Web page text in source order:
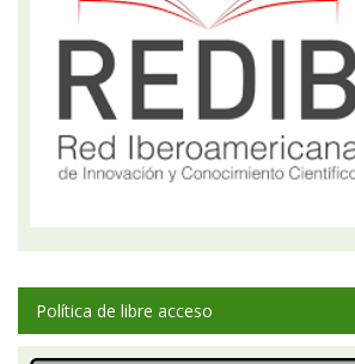
Política de libre acceso